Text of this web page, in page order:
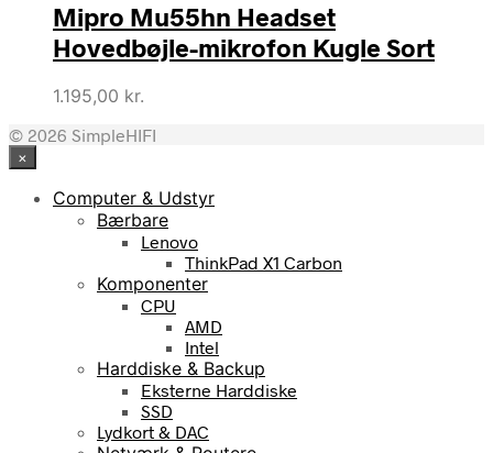
Mipro Mu55hn Headset
Hovedbøjle-mikrofon Kugle Sort
1.195,00 kr.
© 2026 SimpleHIFI
×
Computer & Udstyr
Bærbare
Lenovo
ThinkPad X1 Carbon
Komponenter
CPU
AMD
Intel
Harddiske & Backup
Eksterne Harddiske
SSD
Lydkort & DAC